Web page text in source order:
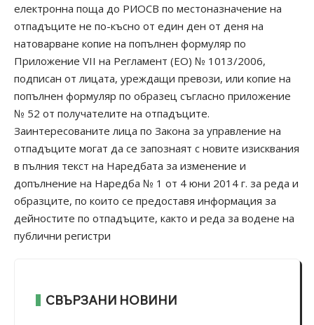
електронна поща до РИОСВ по местоназначение на
отпадъците не по-късно от един ден от деня на
натоварване копие на попълнен формуляр по
Приложение VII на Регламент (ЕО) № 1013/2006,
подписан от лицата, уреждащи превози, или копие на
попълнен формуляр по образец съгласно приложение
№ 52 от получателите на отпадъците.
Заинтересованите лица по Закона за управление на
отпадъците могат да се запознаят с новите изисквания
в пълния текст на Наредбата за изменение и
допълнение на Наредба № 1 от 4 юни 2014 г. за реда и
образците, по които се предоставя информация за
дейностите по отпадъците, както и реда за водене на
публични регистри
СВЪРЗАНИ НОВИНИ